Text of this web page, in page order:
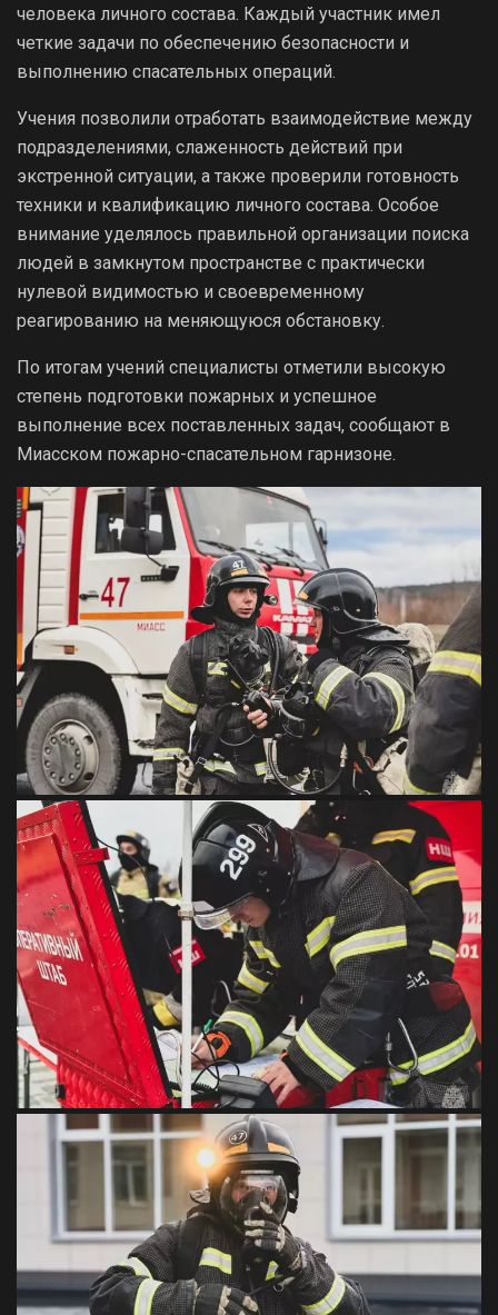
человека личного состава. Каждый участник имел
четкие задачи по обеспечению безопасности и
выполнению спасательных операций.
Учения позволили отработать взаимодействие между
подразделениями, слаженность действий при
экстренной ситуации, а также проверили готовность
техники и квалификацию личного состава. Особое
внимание уделялось правильной организации поиска
людей в замкнутом пространстве с практически
нулевой видимостью и своевременному
реагированию на меняющуюся обстановку.
По итогам учений специалисты отметили высокую
степень подготовки пожарных и успешное
выполнение всех поставленных задач, сообщают в
Миасском пожарно-спасательном гарнизоне.